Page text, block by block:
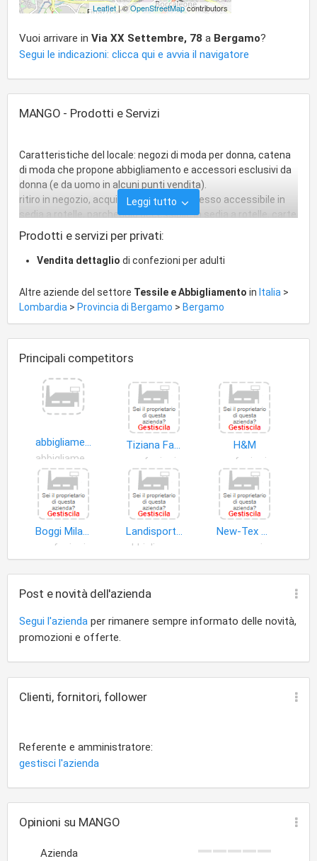
Leaflet| ©OpenStreetMapcontributors
Vuoi arrivare in Via XX Settembre, 78 a Bergamo?
Segui le indicazioni: clicca qui e avvia il navigatore
MANGO - Prodotti e Servizi
Caratteristiche del locale: negozi di moda per donna, catena
di moda che propone abbigliamento e accessori esclusivi da
donna (e da uomo in alcuni punti vendita).
ritiro in negozio, acquisti in negozio, ingresso accessibile in
sedia a rotelle, parcheggio accessibile in sedia a rotelle, carte
di debito.
Leggi tutto
Prodotti e servizi per privati:
Vendita dettaglio di confezioni per adulti
Altre aziende del settore Tessile e Abbigliamento in Italia >
Lombardia > Provincia di Bergamo > Bergamo
Principali competitors
abbigliamento islamico ingrosso e dettaglio
Tiziana Fausti
H&M
Boggi Milano
Landisport S.r.l
New-Tex S.r.l
Post e novità dell'azienda
Segui l'azienda per rimanere sempre informato delle novità,
promozioni e offerte.
Clienti, fornitori, follower
Referente e amministratore:
gestisci l'azienda
Opinioni su MANGO
Azienda